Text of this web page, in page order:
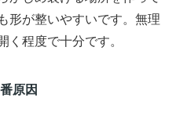
形が整いやすいです。無理
く程度で十分です。
原因